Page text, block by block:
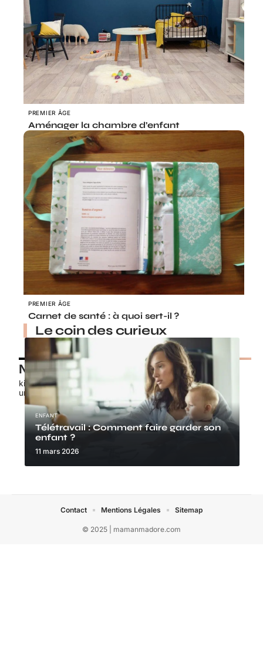
PREMIER ÂGE
Aménager la chambre d’enfant
PREMIER ÂGE
Carnet de santé : à quoi sert-il ?
Le coin des curieux
ENFANT
Télétravail : Comment faire garder son
enfant ?
11 mars 2026
Nos petits chouchous
kids-promo.fr
unbrindefil.fr
© 2025 | mamanmadore.com
Contact Mentions Légales Sitemap